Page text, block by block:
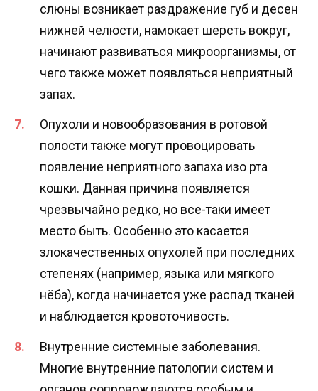
слюны возникает раздражение губ и десен
нижней челюсти, намокает шерсть вокруг,
начинают развиваться микроорганизмы, от
чего также может появляться неприятный
запах.
Опухоли и новообразования в ротовой
полости также могут провоцировать
появление неприятного запаха изо рта
кошки. Данная причина появляется
чрезвычайно редко, но все-таки имеет
место быть. Особенно это касается
злокачественных опухолей при последних
степенях (например, языка или мягкого
нёба), когда начинается уже распад тканей
и наблюдается кровоточивость.
Внутренние системные заболевания.
Многие внутренние патологии систем и